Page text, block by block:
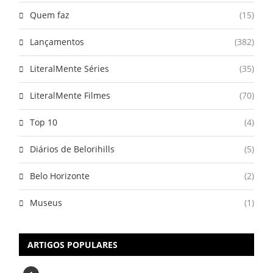
Quem faz (15)
Lançamentos (382)
LiteralMente Séries (35)
LiteralMente Filmes (70)
Top 10 (4)
Diários de Belorihills (5)
Belo Horizonte (2)
Museus (1)
ARTIGOS POPULARES